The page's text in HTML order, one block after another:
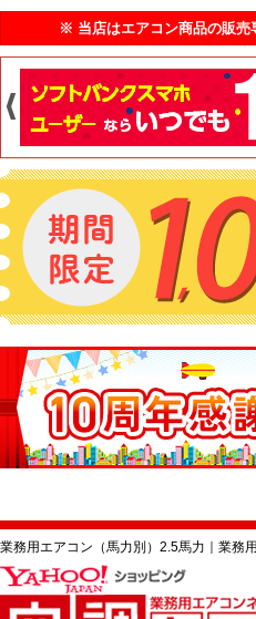
業務用エアコン（馬力別）2.5馬力｜業務